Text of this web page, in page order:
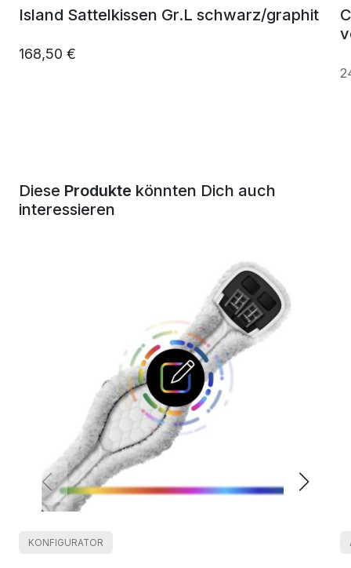
Island Sattelkissen Gr.L schwarz/graphit
168,50 €
Diese Produkte könnten Dich auch
interessieren
KONFIGURATOR